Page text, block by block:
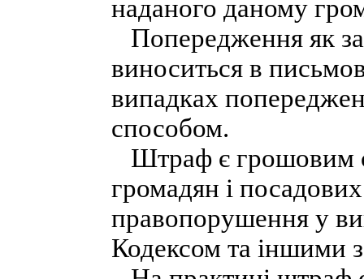
наданого даному
Попередження як
виноситься в
випадках
способом.
Штраф є грошовим
громадян і посадових
правопорушення у
Кодексом та іншими